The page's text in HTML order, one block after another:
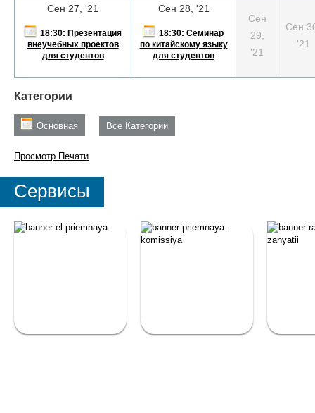
Сен 27, '21
18:30: Презентация
внеучебных проектов
для студентов
Сен 28, '21
18:30: Семинар
по китайскому языку
для студентов
Сен
29,
'21
Сен
'21
Категории
Основная Все Категории
Просмотр Печати
Сервисы